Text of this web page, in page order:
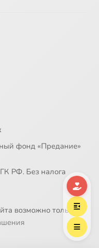
фонд «Предание»
РФ. Без налога
возможно только в